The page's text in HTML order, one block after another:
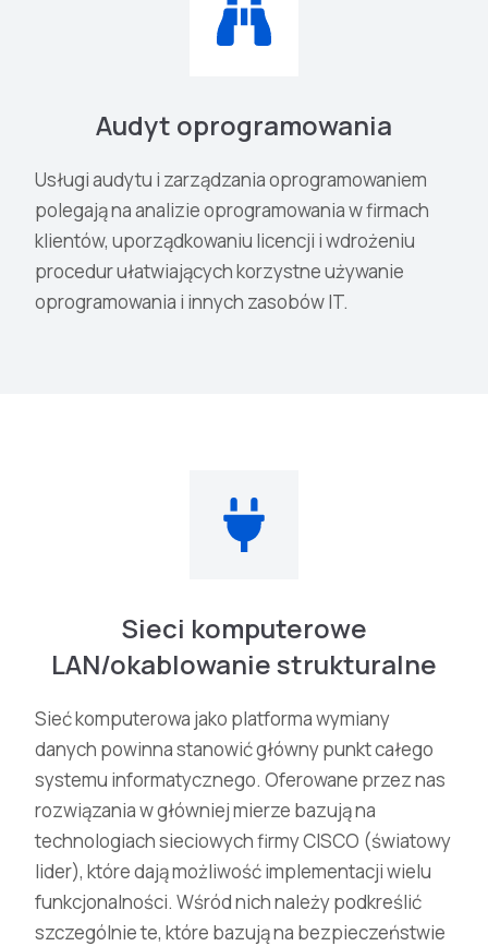
Audyt oprogramowania
Usługi audytu i zarządzania oprogramowaniem
polegają na analizie oprogramowania w firmach
klientów, uporządkowaniu licencji i wdrożeniu
procedur ułatwiających korzystne używanie
oprogramowania i innych zasobów IT.
Sieci komputerowe
LAN/okablowanie strukturalne
Sieć komputerowa jako platforma wymiany
danych powinna stanowić główny punkt całego
systemu informatycznego. Oferowane przez nas
rozwiązania w główniej mierze bazują na
technologiach sieciowych firmy CISCO (światowy
lider), które dają możliwość implementacji wielu
funkcjonalności. Wśród nich należy podkreślić
szczególnie te, które bazują na bezpieczeństwie